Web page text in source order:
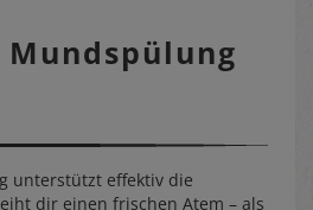
unterstützt effektiv die
dir einen frischen Atem – als